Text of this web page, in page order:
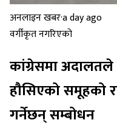
अनलाइन खबर·a day ago
वर्गीकृत नगरिएको
कांग्रेसमा अदालतले
हौसिएको समूहको
गर्नेछन् सम्बोधन